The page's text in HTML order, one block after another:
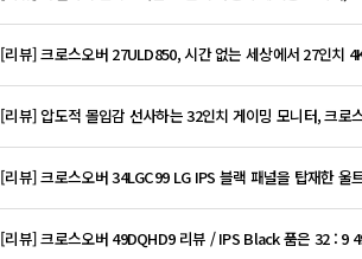
[리뷰] 크로스오버 27ULD850, 시간 없는 세상에서 27인치
[리뷰] 압도적 몰입감 선사하는 32인치 게이밍 모니터, 크
[리뷰] 크로스오버 34LGC99 LG IPS 블랙 패널을 탑재한
[리뷰] 크로스오버 49DQHD9 리뷰 / IPS Black 품은 32 : 9